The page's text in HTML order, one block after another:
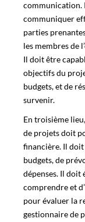
communication.
communiquer
parties
les membres de
Il doit être
objectifs du
budgets, et de
survenir.
En troisième
de projets doit
financière. Il
budgets, de
dépenses. Il doit
comprendre et
pour évaluer la
gestionnaire de